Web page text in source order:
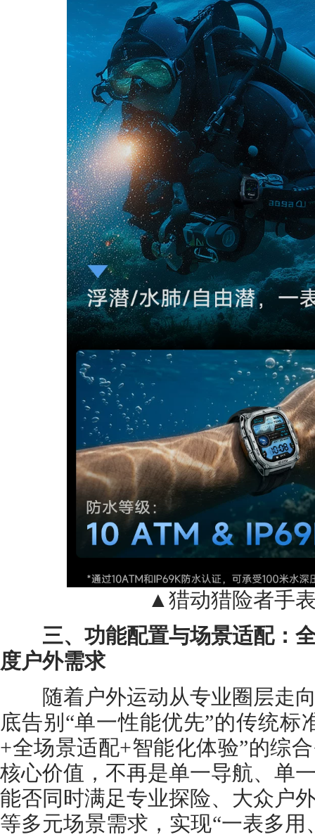
▲猎动猎险者手表
三、功能配置与场景适配：全
度户外需求
随着户外运动从专业圈层走向
底告别“单一性能优先”的传统标
+全场景适配+智能化体验”的综
核心价值，不再是单一导航、单
能否同时满足专业探险、大众户
等多元场景需求，实现“一表多